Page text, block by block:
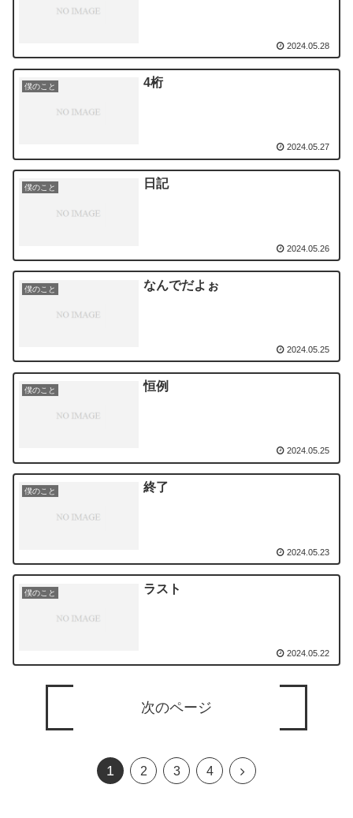
2024.05.28
僕のこと 4桁
2024.05.27
僕のこと 日記
2024.05.26
僕のこと なんでだよぉ
2024.05.25
僕のこと 恒例
2024.05.25
僕のこと 終了
2024.05.23
僕のこと ラスト
2024.05.22
次のページ
1 2 3 4